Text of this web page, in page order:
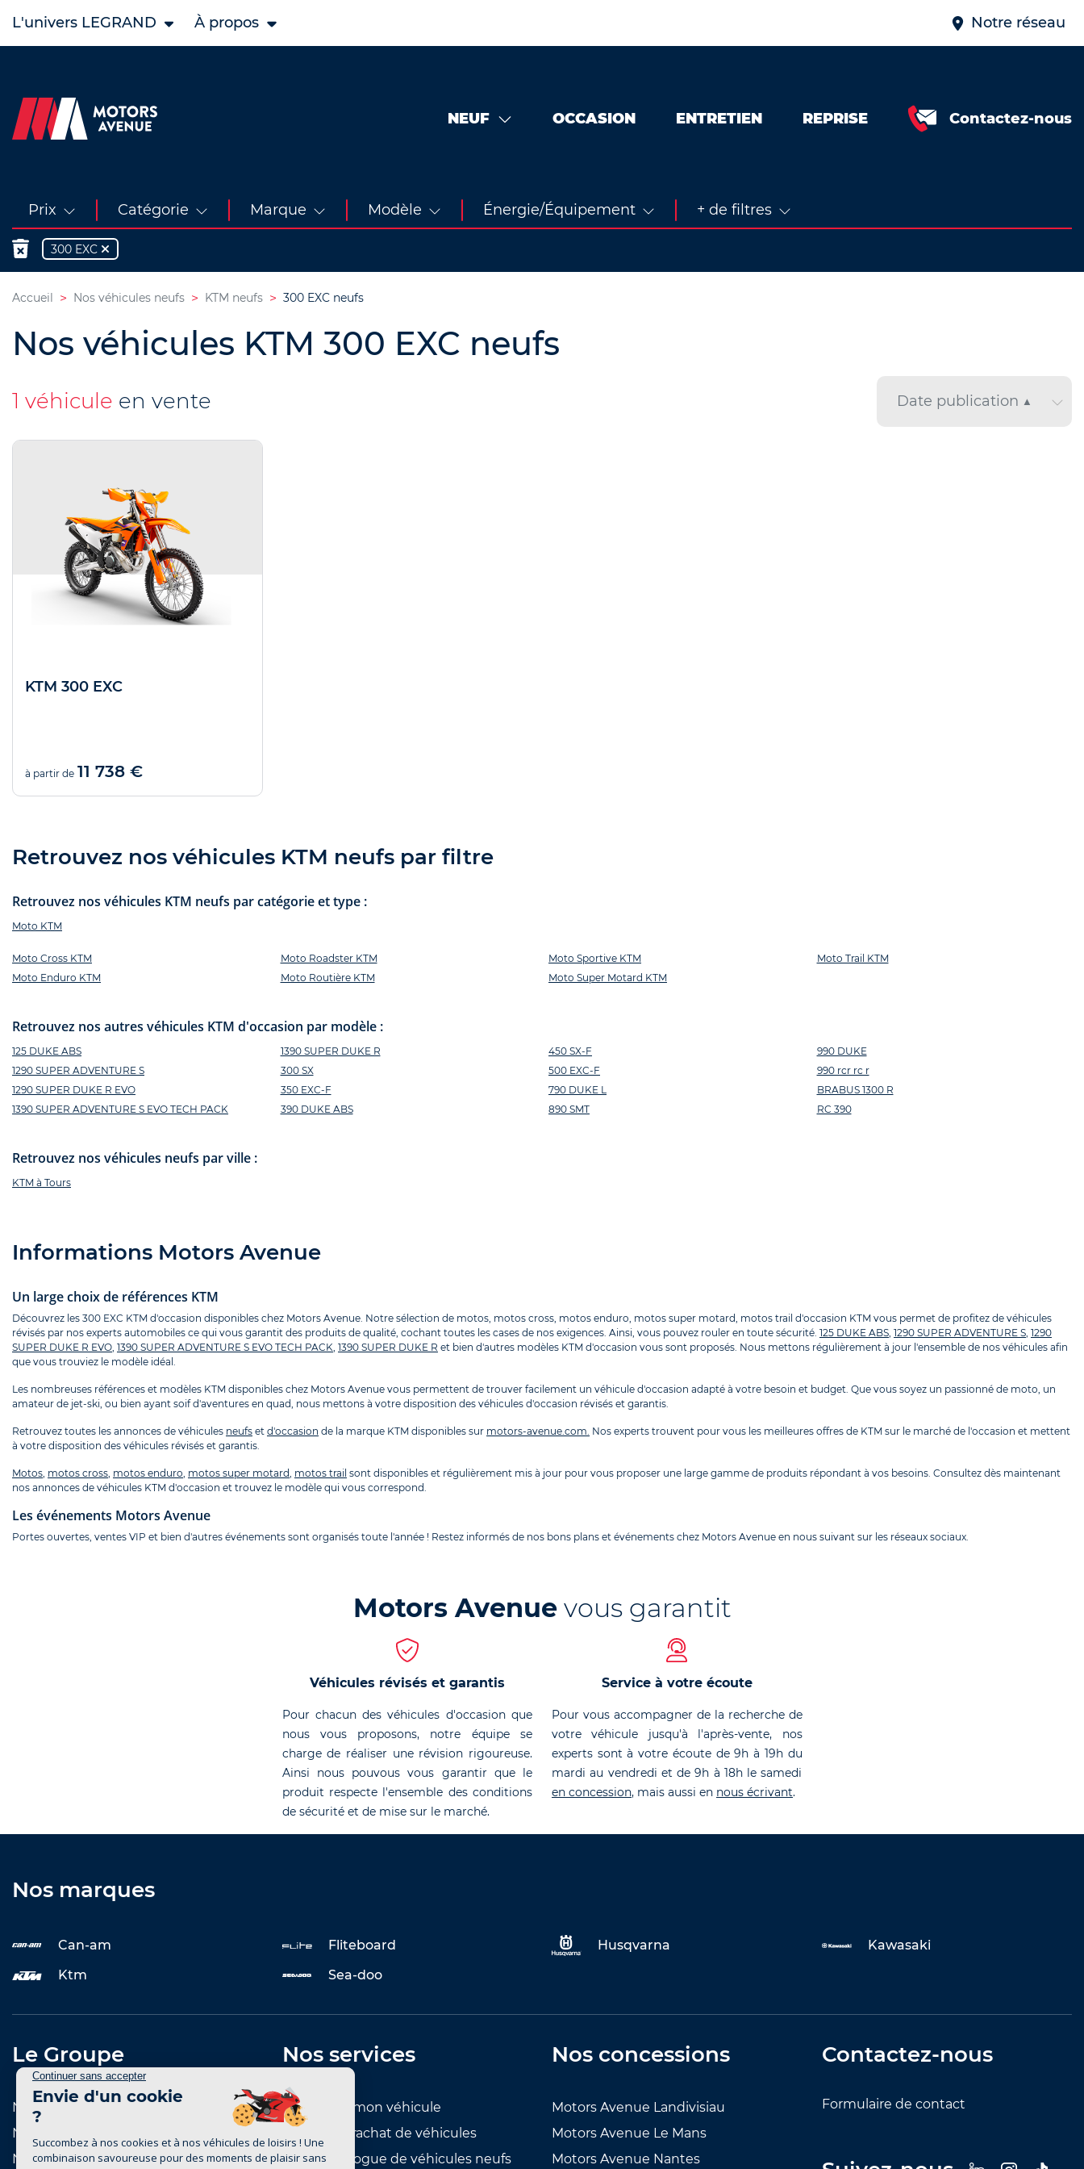
L'univers LEGRAND À propos Notre réseau
NEUF OCCASION ENTRETIEN REPRISE Contactez-nous
Prix Catégorie Marque Modèle Énergie/Équipement + de filtres
300 EXC
Accueil Nos véhicules neufs KTM neufs 300 EXC neufs
Nos véhicules KTM 300 EXC neufs
1 véhicule en vente
KTM 300 EXC
à partir de 11 738 €
Retrouvez nos véhicules KTM neufs par filtre
Retrouvez nos véhicules KTM neufs par catégorie et type :
Moto KTM
Moto Cross KTM
Moto Enduro KTM
Moto Roadster KTM
Moto Routière KTM
Moto Sportive KTM
Moto Super Motard KTM
Moto Trail KTM
Retrouvez nos autres véhicules KTM d'occasion par modèle :
125 DUKE ABS
1290 SUPER ADVENTURE S
1290 SUPER DUKE R EVO
1390 SUPER ADVENTURE S EVO TECH PACK
1390 SUPER DUKE R
300 SX
350 EXC-F
390 DUKE ABS
450 SX-F
500 EXC-F
790 DUKE L
890 SMT
990 DUKE
990 rcr rc r
BRABUS 1300 R
RC 390
Retrouvez nos véhicules neufs par ville :
KTM à Tours
Informations Motors Avenue
Un large choix de références KTM
Découvrez les 300 EXC KTM d'occasion disponibles chez Motors Avenue. Notre sélection de motos, motos cross, motos enduro, motos super motard, motos trail d'occasion KTM vous permet de profitez de véhicules
révisés par nos experts automobiles ce qui vous garantit des produits de qualité, cochant toutes les cases de nos exigences. Ainsi, vous pouvez rouler en toute sécurité. 125 DUKE ABS 1290 SUPER ADVENTURE S 1290
SUPER DUKE R EVO 1390 SUPER ADVENTURE S EVO TECH PACK 1390 SUPER DUKE R et bien d'autres modèles KTM d'occasion vous sont proposés. Nous mettons régulièrement à jour l'ensemble de nos véhicules afin
que vous trouviez le modèle idéal.
Les nombreuses références et modèles KTM disponibles chez Motors Avenue vous permettent de trouver facilement un véhicule d'occasion adapté à votre besoin et budget. Que vous soyez un passionné de moto, un
amateur de jet-ski, ou bien ayant soif d'aventures en quad, nous mettons à votre disposition des véhicules d'occasion révisés et garantis.
Retrouvez toutes les annonces de véhicules neufs et d'occasion de la marque KTM disponibles sur motors-avenue.com. Nos experts trouvent pour vous les meilleures offres de KTM sur le marché de l'occasion et mettent
à votre disposition des véhicules révisés et garantis.
Motos motos cross motos enduro motos super motard motos trail sont disponibles et régulièrement mis à jour pour vous proposer une large gamme de produits répondant à vos besoins. Consultez dès maintenant
nos annonces de véhicules KTM d'occasion et trouvez le modèle qui vous correspond.
Les événements Motors Avenue
Portes ouvertes, ventes VIP et bien d'autres événements sont organisés toute l'année ! Restez informés de nos bons plans et événements chez Motors Avenue en nous suivant sur les réseaux sociaux.
Motors Avenuevous garantit
Véhicules révisés et garantis
Pour chacun des véhicules d'occasion que
nous vous proposons, notre équipe se
charge de réaliser une révision rigoureuse.
Ainsi nous pouvous vous garantir que le
produit respecte l'ensemble des conditions
de sécurité et de mise sur le marché.
Service à votre écoute
Pour vous accompagner de la recherche de
votre véhicule jusqu'à l'après-vente, nos
experts sont à votre écoute de 9h à 19h du
mardi au vendredi et de 9h à 18h le samedi
en concession, mais aussi en nous écrivant.
Nos marques
Can-am Fliteboard Husqvarna
Kawasaki
Ktm
Sea-doo
Le Groupe
Notre histoire
Notre réseau de concessions
Notre réseau de marques
Nos services
Entretenir mon véhicule
Reprise et rachat de véhicules
Notre catalogue de véhicules neufs
Nos concessions
Motors Avenue Landivisiau
Motors Avenue Le Mans
Motors Avenue Nantes
Contactez-nous
Formulaire de contact